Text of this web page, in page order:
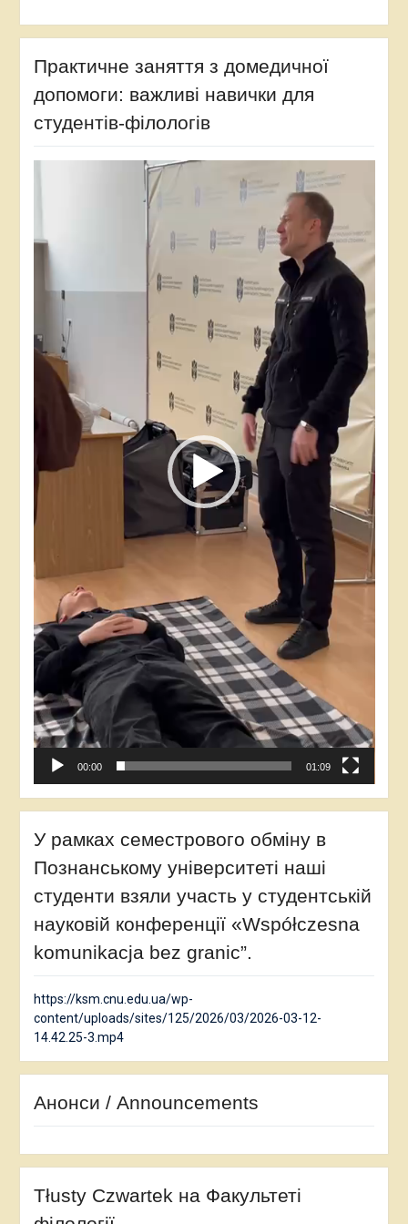
Практичне заняття з домедичної
допомоги: важливі навички для
студентів-філологів
00:00 01:09
У рамках семестрового обміну в
Познанському університеті наші
студенти взяли участь у студентській
науковій конференції «Współczesna
komunikacja bez granic”.
https://ksm.cnu.edu.ua/wp-
content/uploads/sites/125/2026/03/2026-03-12-
14.42.25-3.mp4
Анонси / Announcements
Tłusty Czwartek на Факультеті